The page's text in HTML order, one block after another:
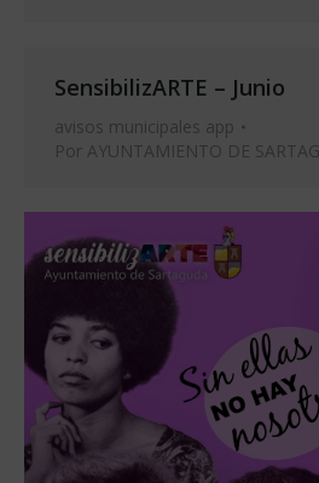
SensibilizARTE – Junio
avisos municipales app
Por AYUNTAMIENTO DE